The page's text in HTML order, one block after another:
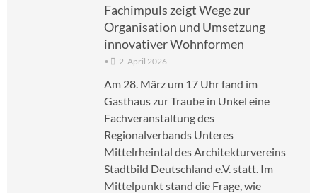
Fachimpuls zeigt Wege zur
Organisation und Umsetzung
innovativer Wohnformen
• 2. April 2026
Am 28. März um 17 Uhr fand im
Gasthaus zur Traube in Unkel eine
Fachveranstaltung des
Regionalverbands Unteres
Mittelrheintal des Architekturvereins
Stadtbild Deutschland e.V. statt. Im
Mittelpunkt stand die Frage, wie